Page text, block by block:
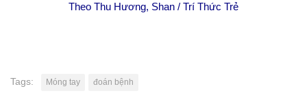
Theo Thu Hương, Shan / Trí Thức Trẻ
Tags: Móng tay đoán bệnh